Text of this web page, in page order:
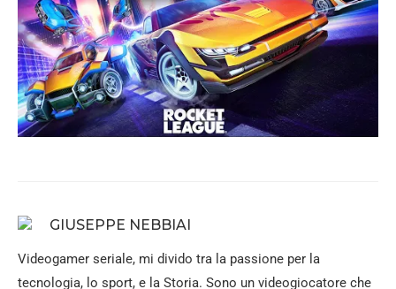
GIUSEPPE NEBBIAI
Videogamer seriale, mi divido tra la passione per la
tecnologia, lo sport, e la Storia. Sono un videogiocatore che